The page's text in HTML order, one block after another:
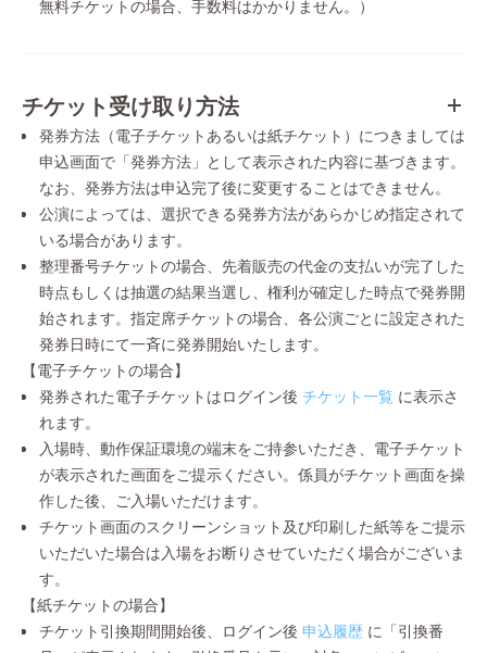
無料チケットの場合、手数料はかかりません。）
チケット受け取り方法
発券方法（電子チケットあるいは紙チケット）につきましては
申込画面で「発券方法」として表示された内容に基づきます。
なお、発券方法は申込完了後に変更することはできません。
公演によっては、選択できる発券方法があらかじめ指定されて
いる場合があります。
整理番号チケットの場合、先着販売の代金の支払いが完了した
時点もしくは抽選の結果当選し、権利が確定した時点で発券開
始されます。指定席チケットの場合、各公演ごとに設定された
発券日時にて一斉に発券開始いたします。
【電子チケットの場合】
発券された電子チケットはログイン後 チケット一覧 に表示さ
れます。
入場時、動作保証環境の端末をご持参いただき、電子チケット
が表示された画面をご提示ください。係員がチケット画面を操
作した後、ご入場いただけます。
チケット画面のスクリーンショット及び印刷した紙等をご提示
いただいた場合は入場をお断りさせていただく場合がございま
す。
【紙チケットの場合】
チケット引換期間開始後、ログイン後 申込履歴 に「引換番